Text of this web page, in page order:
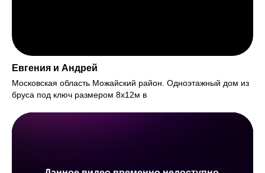
Евгения и Андрей
Московская область Можайский район. Одноэтажный дом из
бруса под ключ размером 8х12м в